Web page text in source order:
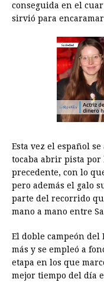
conseguida en el
sirvió para
Esta vez el español
tocaba abrir pista por
precedente, con lo
pero además el galo
parte del recorrido
mano a mano entre
El doble campeón del
más y se empleó a
etapa en los que
mejor tiempo del día